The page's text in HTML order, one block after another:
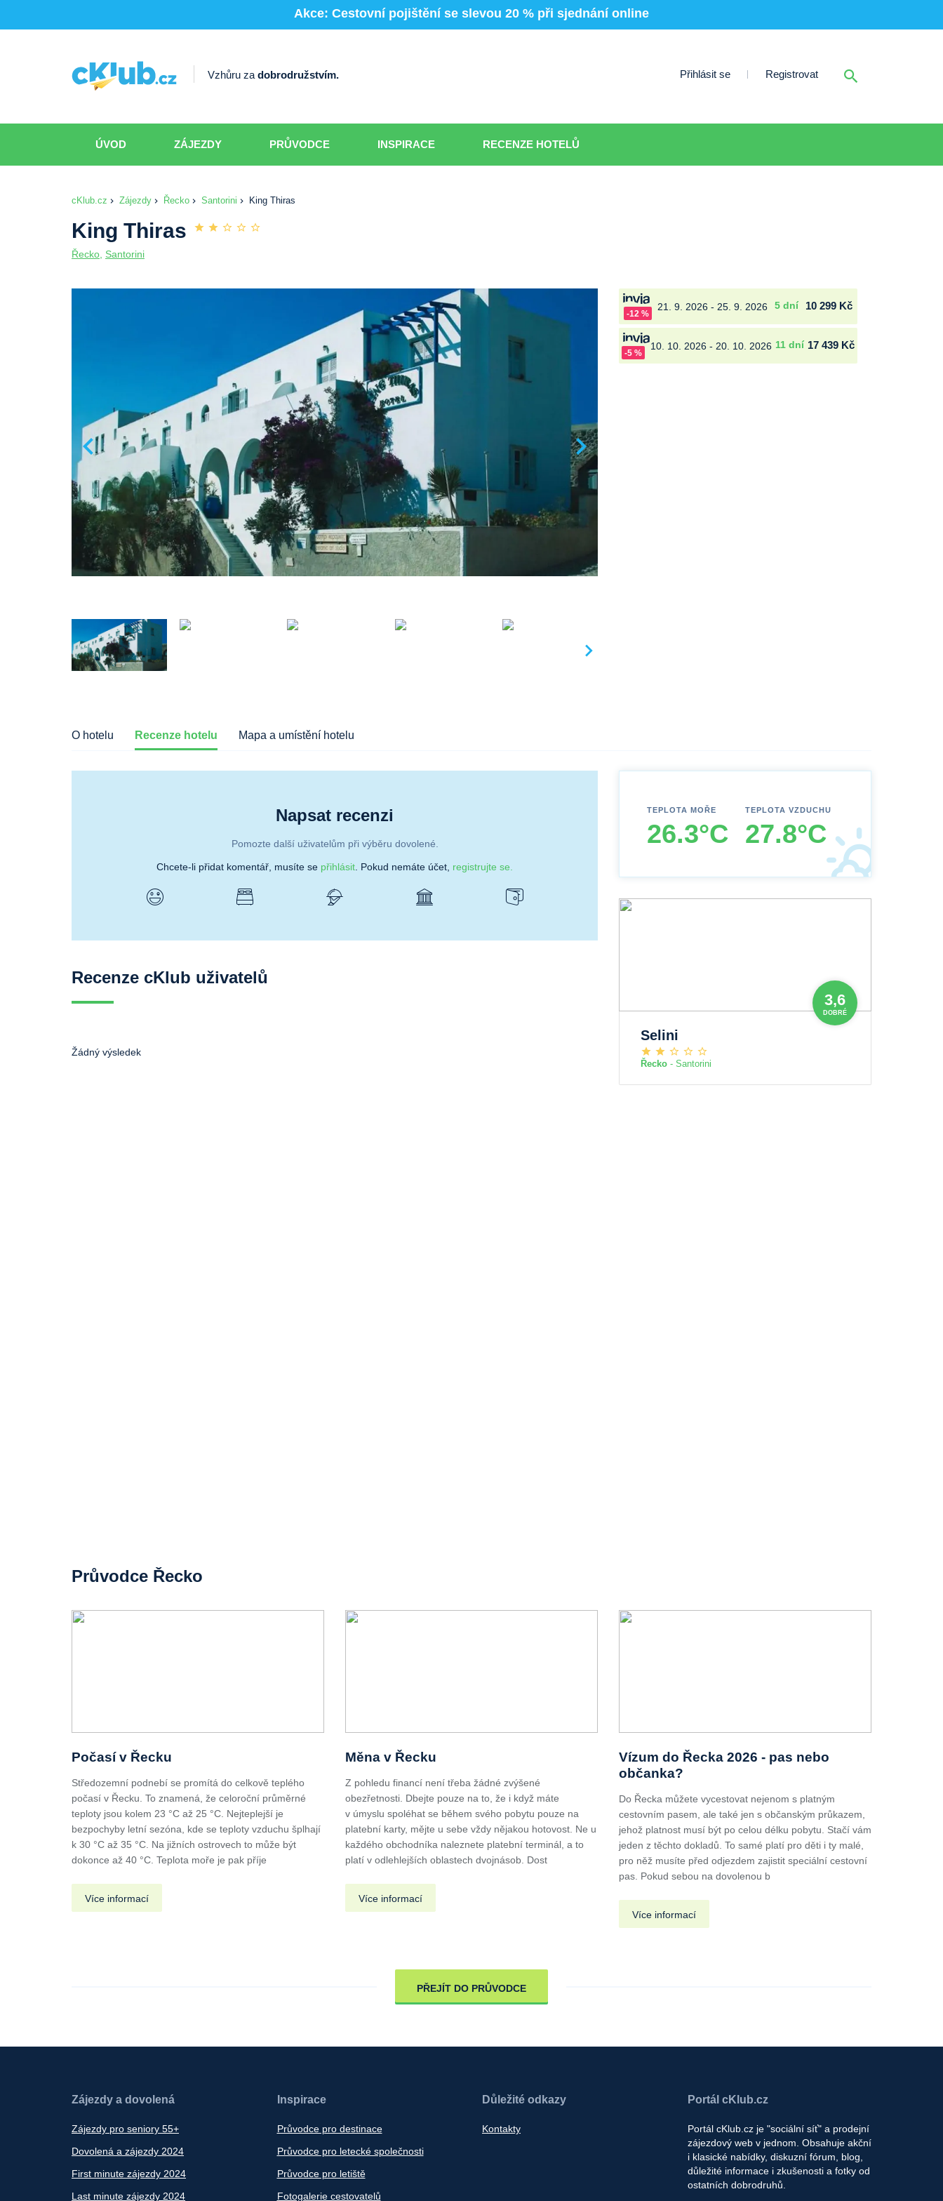
Akce: Cestovní pojištění se slevou 20 % při sjednání online
Vzhůru zadobrodružstvím. Přihlásit se Registrovat
ÚVOD ZÁJEZDY PRŮVODCE INSPIRACE RECENZE HOTELŮ
cKlub.cz Zájezdy Řecko Santorini King Thiras
King Thiras
Řecko Santorini
-12 %
21. 9. 2026 - 25. 9. 2026 5 dní 10 299 Kč
-5 %
10. 10. 2026 - 20. 10. 2026 11 dní 17 439 Kč
O hotelu Recenze hotelu Mapa a umístění hotelu
Napsat recenzi
Pomozte další uživatelům při výběru dovolené.
Chcete-li přidat komentář, musíte se přihlásit . Pokud nemáte účet, registrujte se.
Recenze cKlub uživatelů
Žádný výsledek
TEPLOTA MOŘE
26.3°C
TEPLOTA VZDUCHU
27.8°C
3,6
DOBRÉ
Selini
Řecko - Santorini
Průvodce Řecko
Počasí v Řecku
Středozemní podnebí se promítá do celkově teplého
počasí v Řecku. To znamená, že celoroční průměrné
teploty jsou kolem 23 °C až 25 °C. Nejteplejší je
bezpochyby letní sezóna, kde se teploty vzduchu šplhají
k 30 °C až 35 °C. Na jižních ostrovech to může být
dokonce až 40 °C. Teplota moře je pak příje
Více informací
Měna v Řecku
Z pohledu financí není třeba žádné zvýšené
obezřetnosti. Dbejte pouze na to, že i když máte
v úmyslu spoléhat se během svého pobytu pouze na
platební karty, mějte u sebe vždy nějakou hotovost. Ne u
každého obchodníka naleznete platební terminál, a to
platí v odlehlejších oblastech dvojnásob. Dost
Více informací
Vízum do Řecka 2026 - pas nebo
občanka?
Do Řecka můžete vycestovat nejenom s platným
cestovním pasem, ale také jen s občanským průkazem,
jehož platnost musí být po celou délku pobytu. Stačí vám
jeden z těchto dokladů. To samé platí pro děti i ty malé,
pro něž musíte před odjezdem zajistit speciální cestovní
pas. Pokud sebou na dovolenou b
Více informací
PŘEJÍT DO PRŮVODCE
Zájezdy a dovolená
Zájezdy pro seniory 55+
Dovolená a zájezdy 2024
First minute zájezdy 2024
Last minute zájezdy 2024
Inspirace
Průvodce pro destinace
Průvodce pro letecké společnosti
Průvodce pro letiště
Fotogalerie cestovatelů
Důležité odkazy
Kontakty
Portál cKlub.cz
Portál cKlub.cz je "sociální síť" a prodejní
zájezdový web v jednom. Obsahuje akční
i klasické nabídky, diskuzní fórum, blog,
důležité informace i zkušenosti a fotky od
ostatních dobrodruhů.